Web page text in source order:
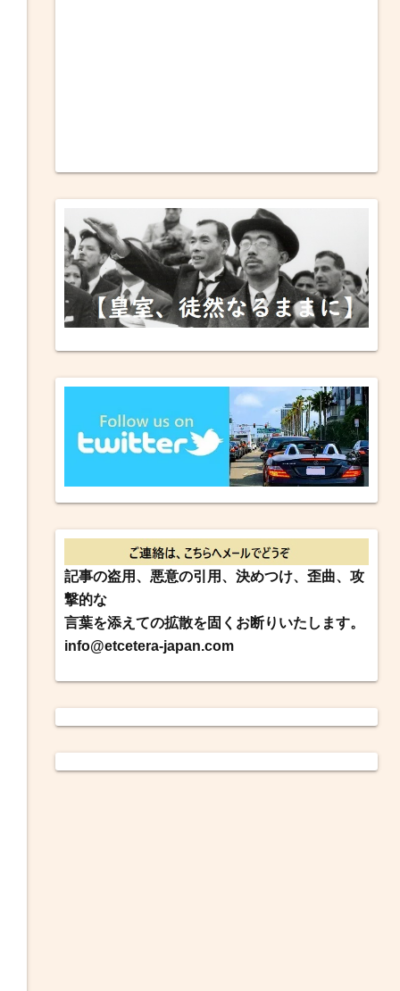
記事の盗用、悪意の引用、決めつけ、歪曲、攻
撃的な
言葉を添えての拡散を固くお断りいたします。
info@etcetera-japan.com